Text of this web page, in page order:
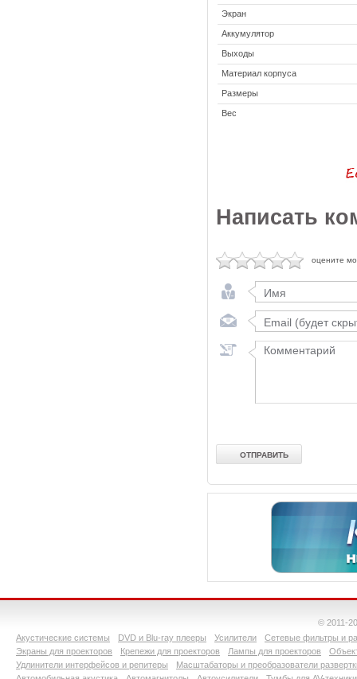
Экран
Аккумулятор
Выходы
Материал корпуса
Размеры
Вес
Написать
оцените
© 2011-
Акустические системы
DVD и Blu-ray плееры Усилители
Сетевые фильтры и
Экраны для проекторов
Крепежи для проекторов Лампы для проекторов
Удлинители интерфейсов и репитеры
Масштабаторы и преобразователи